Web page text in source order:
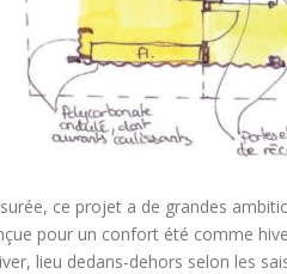
ce projet a de grandes
pour un confort été comme
lieu dedans-dehors selon les